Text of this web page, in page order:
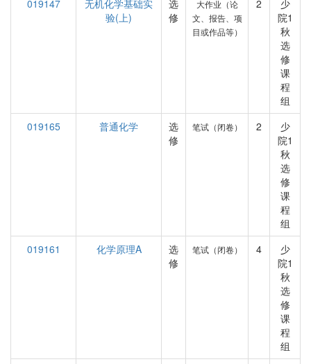
019147
无机化学基础实
验(上)
选
修
大作业（论
文、报告、项
目或作品等）
2
少
院1
秋
选
修
课
程
组
019165
普通化学
选
修
笔试（闭卷） 2
少
院1
秋
选
修
课
程
组
019161
化学原理A
选
修
笔试（闭卷） 4
少
院1
秋
选
修
课
程
组